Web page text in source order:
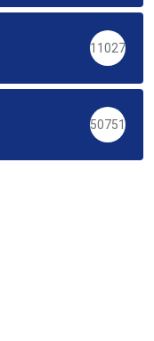
11027
50751